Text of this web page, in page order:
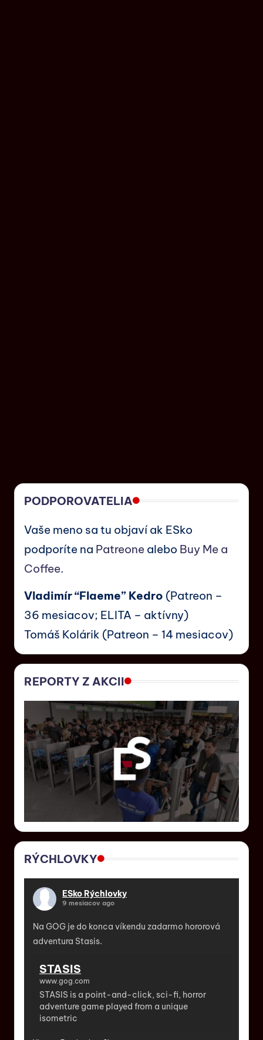
PODPOROVATELIA
Vaše meno sa tu objaví ak ESko
podporíte na Patreone alebo Buy Me a
Coffee.
Vladimír “Flaeme” Kedro (Patreon –
36 mesiacov; ELITA – aktívny)
Tomáš Kolárik (Patreon – 14 mesiacov)
REPORTY Z AKCII
RÝCHLOVKY
ESko Rýchlovky
9 mesiacov ago
Na GOG je do konca víkendu zadarmo hororová
adventura Stasis.
STASIS
www.gog.com
STASIS is a point-and-click, sci-fi, horror
adventure game played from a unique
isometric